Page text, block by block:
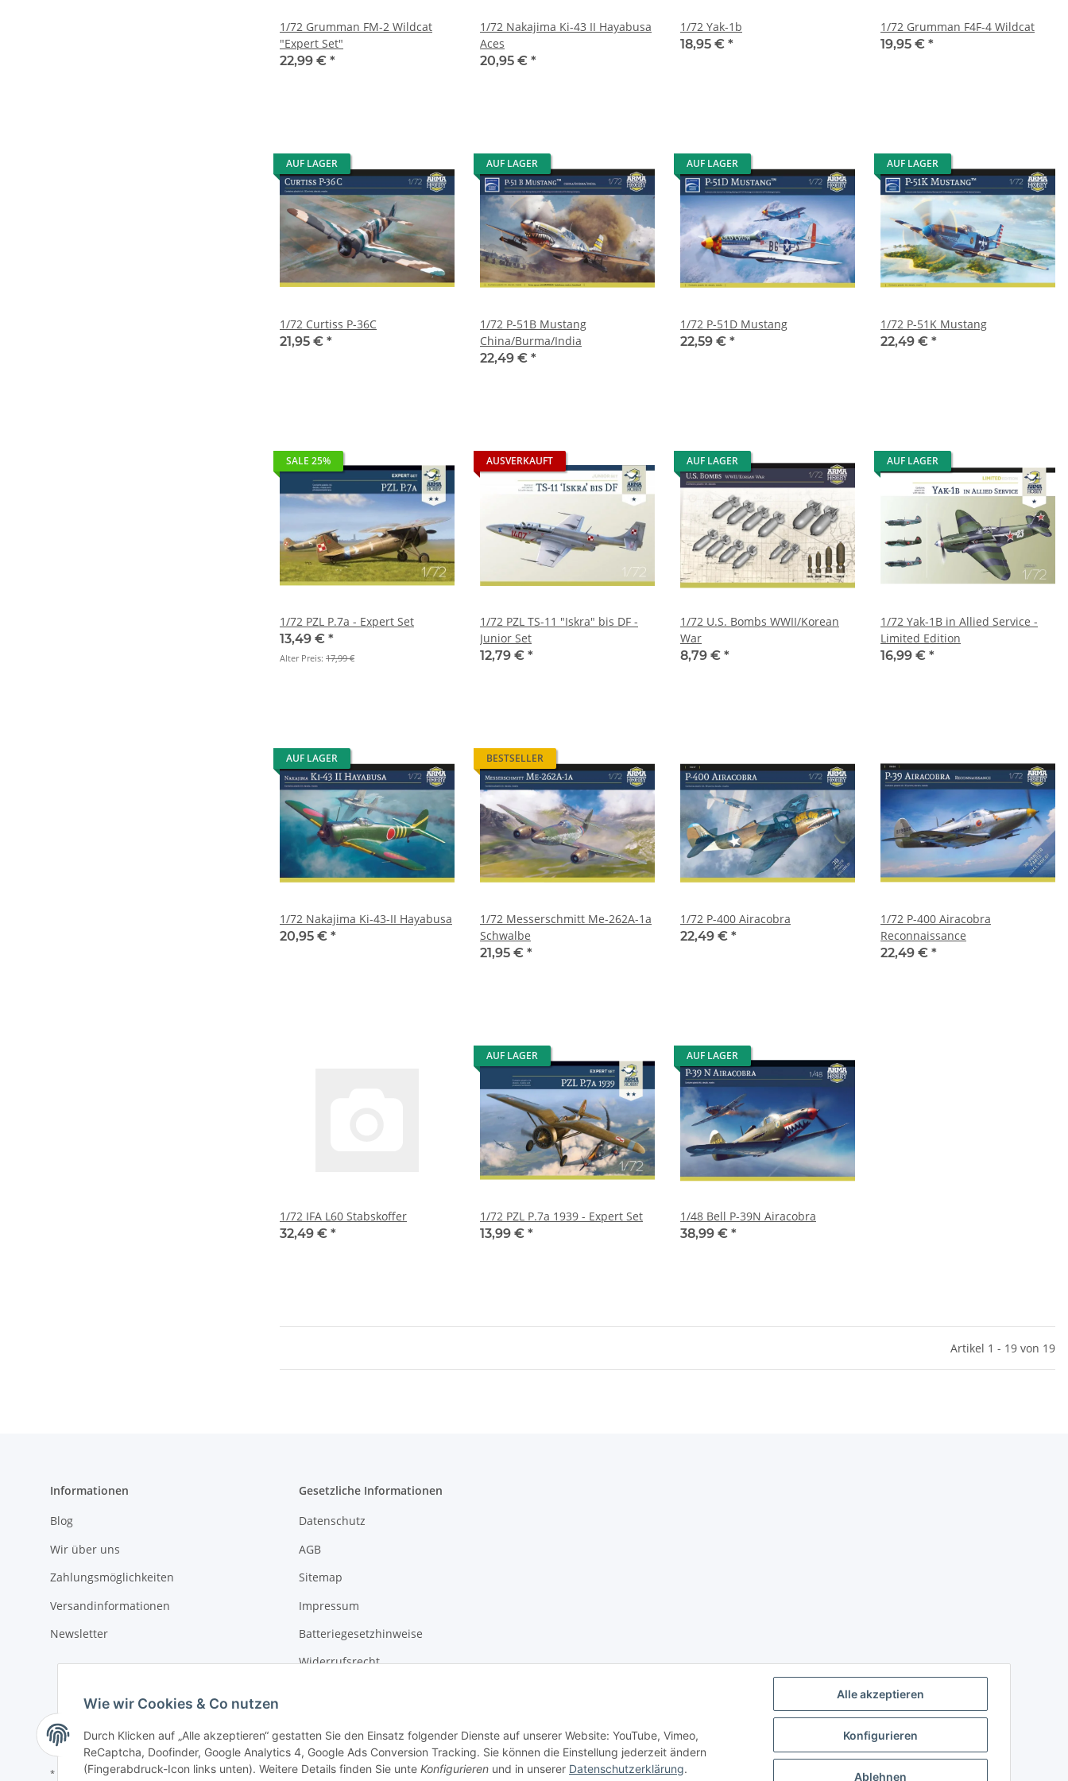
1/72 Grumman FM-2 Wildcat
"Expert Set"
22,99 € *
1/72 Nakajima Ki-43 II Hayabusa
Aces
20,95 € *
1/72 Yak-1b
18,95 € *
1/72 Grumman F4F-4 Wildcat
19,95 € *
AUF LAGER
1/72 Curtiss P-36C
21,95 € *
AUF LAGER
1/72 P-51B Mustang
China/Burma/India
22,49 € *
AUF LAGER
1/72 P-51D Mustang
22,59 € *
AUF LAGER
1/72 P-51K Mustang
22,49 € *
SALE 25%
1/72 PZL P.7a - Expert Set
13,49 € *
Alter Preis: 17,99 €
AUSVERKAUFT
1/72 PZL TS-11 "Iskra" bis DF -
Junior Set
12,79 € *
AUF LAGER
1/72 U.S. Bombs WWII/Korean
War
8,79 € *
AUF LAGER
1/72 Yak-1B in Allied Service -
Limited Edition
16,99 € *
AUF LAGER
1/72 Nakajima Ki-43-II Hayabusa
20,95 € *
BESTSELLER
1/72 Messerschmitt Me-262A-1a
Schwalbe
21,95 € *
1/72 P-400 Airacobra
22,49 € *
1/72 P-400 Airacobra
Reconnaissance
22,49 € *
1/72 IFA L60 Stabskoffer
32,49 € *
AUF LAGER
1/72 PZL P.7a 1939 - Expert Set
13,99 € *
AUF LAGER
1/48 Bell P-39N Airacobra
38,99 € *
Artikel 1 - 19 von 19
Informationen
Blog
Wir über uns
Zahlungsmöglichkeiten
Versandinformationen
Newsletter
Gesetzliche Informationen
Datenschutz
AGB
Sitemap
Impressum
Batteriegesetzhinweise
Widerrufsrecht
* Alle Preise inkl. gesetzlicher USt., zzgl.Versand
Wie wir Cookies & Co nutzen
Durch Klicken auf „Alle akzeptieren“ gestatten Sie den Einsatz folgender Dienste auf unserer Website: YouTube, Vimeo,
ReCaptcha, Doofinder, Google Analytics 4, Google Ads Conversion Tracking. Sie können die Einstellung jederzeit ändern
(Fingerabdruck-Icon links unten). Weitere Details finden Sie unte Konfigurieren und in unserer Datenschutzerklärung.
Alle akzeptieren
Konfigurieren
Ablehnen